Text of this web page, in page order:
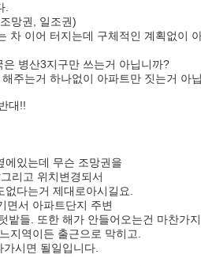
.
망권, 일조권)
차 이어 터지는데 구체적인 계획없이
병산3지구만 쓰는거 아닙니까?
주는거 하나없이 아파트만 짓는거 아
대!!
에있는데 무슨 조망권을
리고 위치변경되서
다는거 제대로아시길요.
면서 아파트단지 주변
밭들. 또한 해가 안들어오는건 마찬가지
지역이든 출근으로 막히고.
시면 될일입니다.